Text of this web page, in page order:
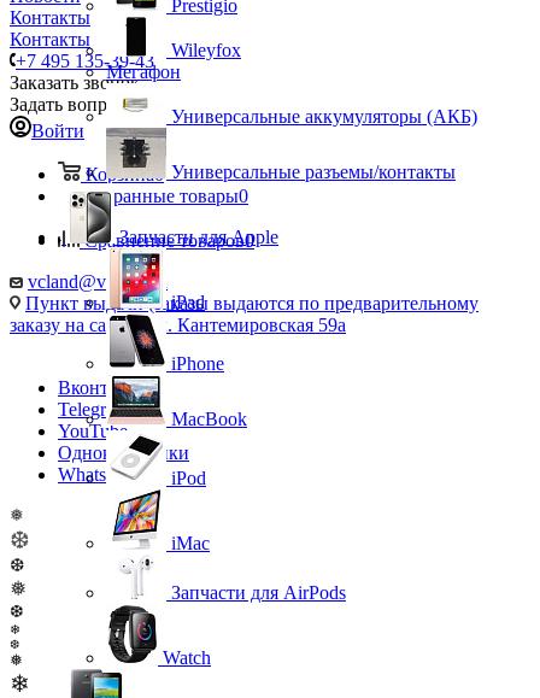
Контакты
Контакты
+7 495 135-39-43
Заказать звонок
Задать вопрос
Войти
Корзина0
Избранные товары0
Сравнение товаров0
vcland@vcland.ru
Пункт выдачи (заказы выдаются по предварительному
заказу на сайте), ул. Кантемировская 59а
Вконтакте
Telegram
YouTube
Одноклассники
WhatsApp
❅
❆
❆
❅
❆
❄
❆
❅
❄
Prestigio
Wileyfox
Мегафон
Универсальные аккумуляторы (АКБ)
Универсальные разъемы/контакты
Запчасти для Apple
iPad
iPhone
MacBook
iPod
iMac
Запчасти для AirPods
Watch